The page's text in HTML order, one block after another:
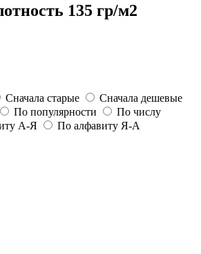
135 гр/м2
Сначала старые
Сначала дешевые
По популярности
По числу
А-Я
По алфавиту Я-А